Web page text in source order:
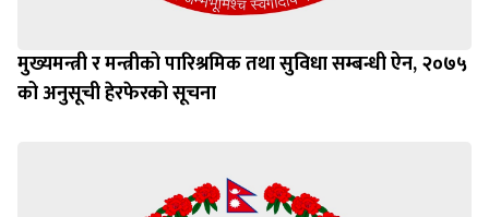
मुख्यमन्त्री र मन्त्रीको पारिश्रमिक तथा सुविधा सम्बन्धी ऐन, २०७५
को अनुसूची हेरफेरको सूचना